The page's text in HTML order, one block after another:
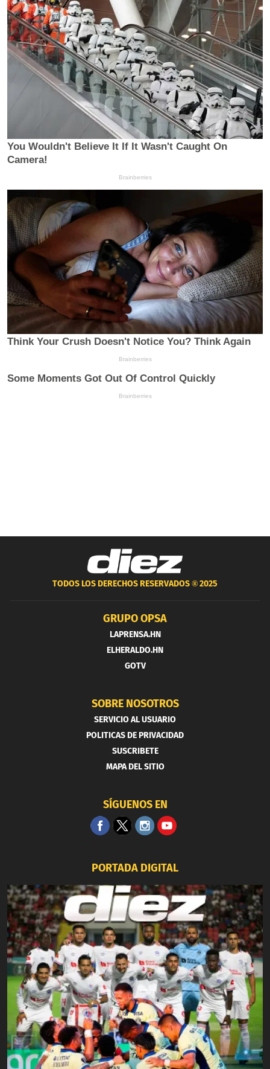
TODOS LOS DERECHOS RESERVADOS ®2025
GRUPO OPSA
LAPRENSA.HN
ELHERALDO.HN
GOTV
SOBRE NOSOTROS
SERVICIO AL USUARIO
POLITICAS DE PRIVACIDAD
SUSCRIBETE
MAPA DEL SITIO
SÍGUENOS EN
PORTADA DIGITAL